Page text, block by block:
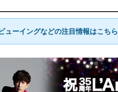
ューイングなどの注目情報はこちら